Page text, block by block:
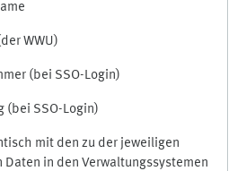
WWU)
(bei SSO-Login)
(bei SSO-Login)
mit den zu der jeweiligen
Daten in den Verwaltungssystemen